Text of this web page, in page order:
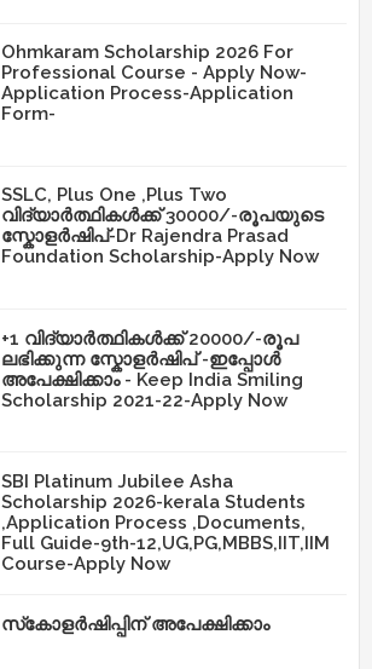
Ohmkaram Scholarship 2026 For
Professional Course - Apply Now-
Application Process-Application
Form-
SSLC, Plus One ,Plus Two
വിദ്യാർത്ഥികൾക്ക് 30000/-രൂപയുടെ
സ്കോളർഷിപ്-Dr Rajendra Prasad
Foundation Scholarship-Apply Now
+1 വിദ്യാർത്ഥികൾക്ക് 20000/-രൂപ
ലഭിക്കുന്ന സ്കോളർഷിപ് -ഇപ്പോൾ
അപേക്ഷിക്കാം - Keep India Smiling
Scholarship 2021-22-Apply Now
SBI Platinum Jubilee Asha
Scholarship 2026-kerala Students
,Application Process ,Documents,
Full Guide-9th-12,UG,PG,MBBS,IIT,IIM
Course-Apply Now
സ്‌കോളർഷിപ്പിന് അപേക്ഷിക്കാം